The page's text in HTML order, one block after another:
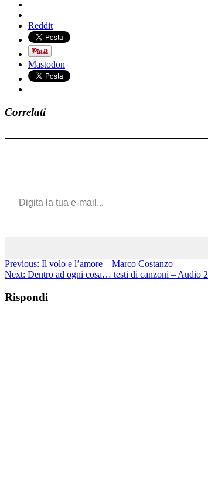
Reddit
Mastodon
Correlati
Digita la tua e-mail...
Previous: Il volo e l’amore – Marco Costanzo
Next: Dentro ad ogni cosa… testi di canzoni – Audio 2
Rispondi